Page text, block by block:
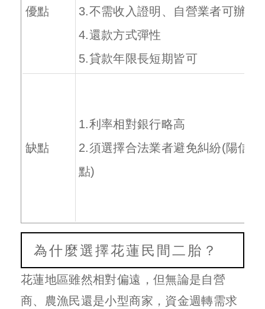
優點
3.不需收入證明、自營業者可辦
4.還款方式彈性
5.貸款年限長短期皆可
缺點
1.利率相對銀行略高
2.須選擇合法業者避免糾紛(陽信
點)
為什麼選擇花蓮民間二胎？
花蓮地區雖然相對偏遠，但無論是自營
商、農漁民還是小型商家，資金週轉需求